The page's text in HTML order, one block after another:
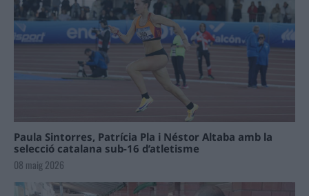
Paula Sintorres, Patrícia Pla i Néstor Altaba amb la
selecció catalana sub-16 d’atletisme
08 maig 2026